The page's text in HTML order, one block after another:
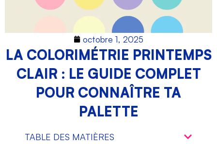
octobre 1, 2025
LA COLORIMÉTRIE PRINTEMPS
CLAIR : LE GUIDE COMPLET
POUR CONNAÎTRE TA
PALETTE
TABLE DES MATIÈRES